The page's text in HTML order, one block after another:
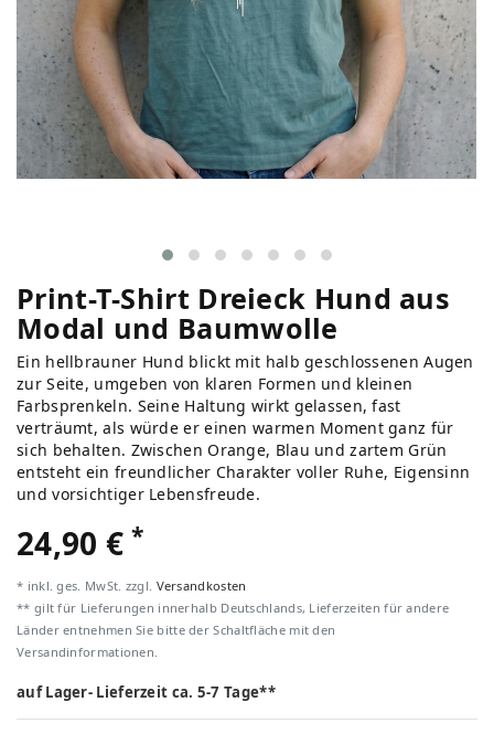
Print-T-Shirt Dreieck Hund aus
Modal und Baumwolle
Ein hellbrauner Hund blickt mit halb geschlossenen Augen
zur Seite, umgeben von klaren Formen und kleinen
Farbsprenkeln. Seine Haltung wirkt gelassen, fast
verträumt, als würde er einen warmen Moment ganz für
sich behalten. Zwischen Orange, Blau und zartem Grün
entsteht ein freundlicher Charakter voller Ruhe, Eigensinn
und vorsichtiger Lebensfreude.
24,90 €*
* inkl. ges. MwSt. zzgl. Versandkosten
** gilt für Lieferungen innerhalb Deutschlands, Lieferzeiten für andere
Länder entnehmen Sie bitte der Schaltfläche mit den
Versandinformationen.
auf Lager- Lieferzeit ca. 5-7 Tage**